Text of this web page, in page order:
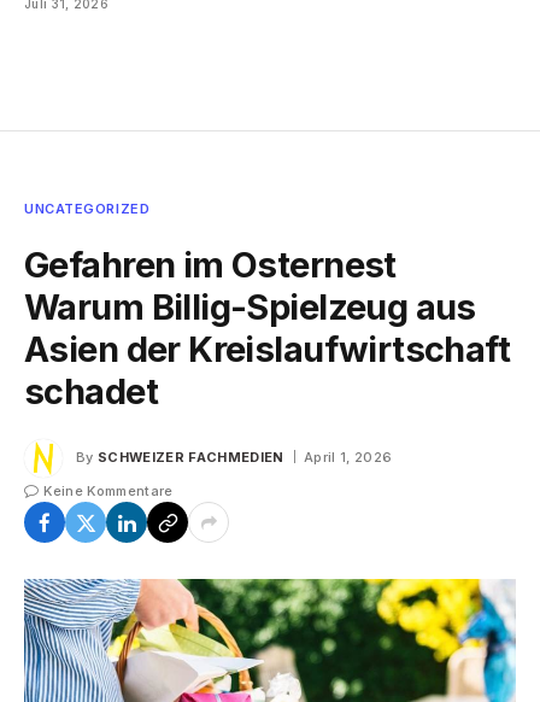
Juli 31, 2026
UNCATEGORIZED
Gefahren im Osternest
Warum Billig-Spielzeug aus
Asien der Kreislaufwirtschaft
schadet
By SCHWEIZER FACHMEDIEN
April 1, 2026
Keine Kommentare